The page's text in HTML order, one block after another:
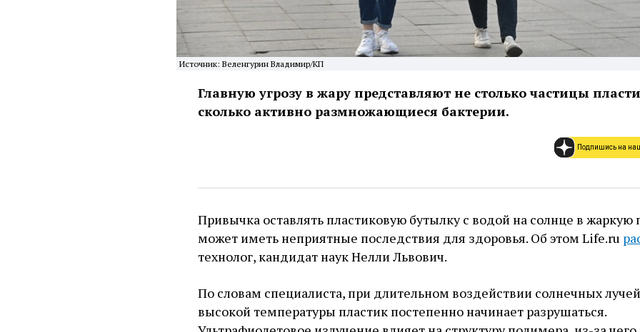
Источник: Веленгурин Владимир/КП
Главную угрозу в жару представляют не столько частицы
сколько активно размножающиеся бактерии.
Подпишись на
Привычка оставлять пластиковую бутылку с водой на солнце в жаркую
может иметь неприятные последствия для здоровья. Об этом Life.ru
технолог, кандидат наук Нелли Львович.
По словам специалиста, при длительном воздействии солнечных
высокой температуры пластик постепенно начинает разрушаться.